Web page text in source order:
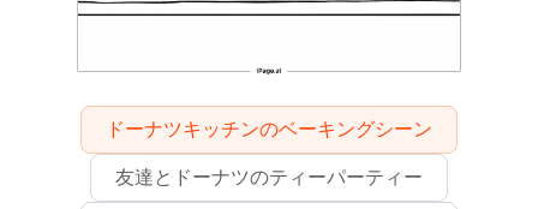
ドーナツキッチンのベーキングシーン
友達とドーナツのティーパーティー